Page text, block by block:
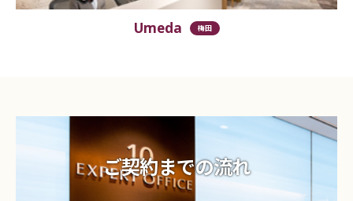
Umeda 梅田
ご契約までの流れ